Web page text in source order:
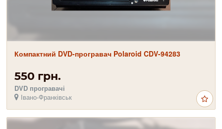
Компактний DVD-програвач Polaroid CDV-94283
550 грн.
DVD програвачі
Івано-Франківськ